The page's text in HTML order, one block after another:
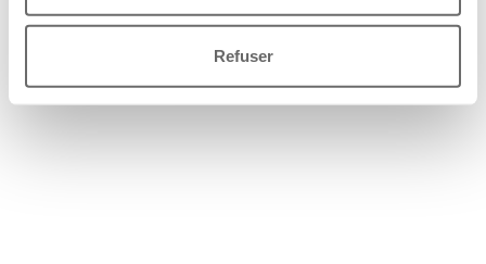
Refuser